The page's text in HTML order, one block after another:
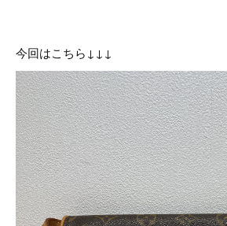
今回はこちら↓↓↓